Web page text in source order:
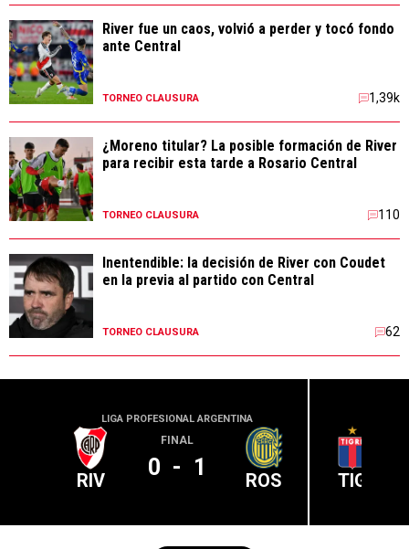
River fue un caos, volvió a perder y tocó fondo
ante Central
TORNEO CLAUSURA 1,39k
¿Moreno titular? La posible formación de River
para recibir esta tarde a Rosario Central
TORNEO CLAUSURA 110
Inentendible: la decisión de River con Coudet
en la previa al partido con Central
TORNEO CLAUSURA 62
LIGA PROFESIONAL ARGENTINA
RIV
FINAL
0 - 1 ROS TIG